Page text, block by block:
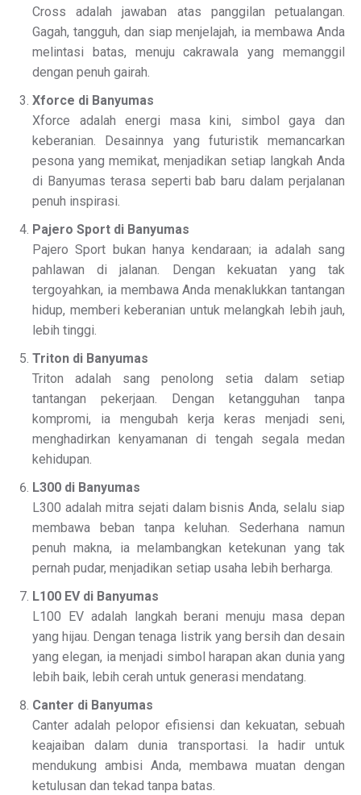
Cross adalah jawaban atas panggilan petualangan.
Gagah, tangguh, dan siap menjelajah, ia membawa Anda
melintasi batas, menuju cakrawala yang memanggil
dengan penuh gairah.
Xforce di Banyumas
Xforce adalah energi masa kini, simbol gaya dan
keberanian. Desainnya yang futuristik memancarkan
pesona yang memikat, menjadikan setiap langkah Anda
di Banyumas terasa seperti bab baru dalam perjalanan
penuh inspirasi.
Pajero Sport di Banyumas
Pajero Sport bukan hanya kendaraan; ia adalah sang
pahlawan di jalanan. Dengan kekuatan yang tak
tergoyahkan, ia membawa Anda menaklukkan tantangan
hidup, memberi keberanian untuk melangkah lebih jauh,
lebih tinggi.
Triton di Banyumas
Triton adalah sang penolong setia dalam setiap
tantangan pekerjaan. Dengan ketangguhan tanpa
kompromi, ia mengubah kerja keras menjadi seni,
menghadirkan kenyamanan di tengah segala medan
kehidupan.
L300 di Banyumas
L300 adalah mitra sejati dalam bisnis Anda, selalu siap
membawa beban tanpa keluhan. Sederhana namun
penuh makna, ia melambangkan ketekunan yang tak
pernah pudar, menjadikan setiap usaha lebih berharga.
L100 EV di Banyumas
L100 EV adalah langkah berani menuju masa depan
yang hijau. Dengan tenaga listrik yang bersih dan desain
yang elegan, ia menjadi simbol harapan akan dunia yang
lebih baik, lebih cerah untuk generasi mendatang.
Canter di Banyumas
Canter adalah pelopor efisiensi dan kekuatan, sebuah
keajaiban dalam dunia transportasi. Ia hadir untuk
mendukung ambisi Anda, membawa muatan dengan
ketulusan dan tekad tanpa batas.